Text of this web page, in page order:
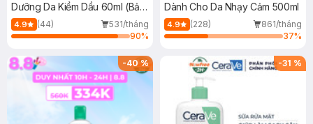
Dưỡng Da Kiềm Dầu 60ml (Bản
Mới)
4.9 (44)
531/tháng
90%
Dành Cho Da Nhạy Cảm 500ml
4.9 (228)
861/tháng
37%
-40% -31 %